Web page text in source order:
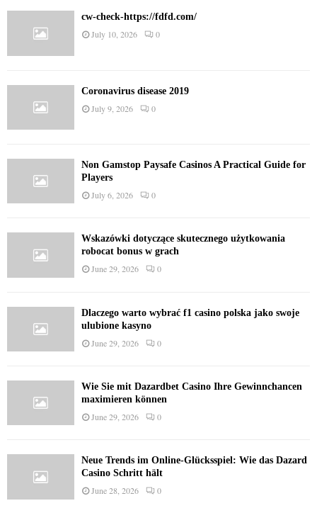
cw-check-https://fdfd.com/
July 10, 2026 0
Coronavirus disease 2019
July 9, 2026 0
Non Gamstop Paysafe Casinos A Practical Guide for
Players
July 6, 2026 0
Wskazówki dotyczące skutecznego użytkowania
robocat bonus w grach
June 29, 2026 0
Dlaczego warto wybrać f1 casino polska jako swoje
ulubione kasyno
June 29, 2026 0
Wie Sie mit Dazardbet Casino Ihre Gewinnchancen
maximieren können
June 29, 2026 0
Neue Trends im Online-Glücksspiel: Wie das Dazard
Casino Schritt hält
June 28, 2026 0